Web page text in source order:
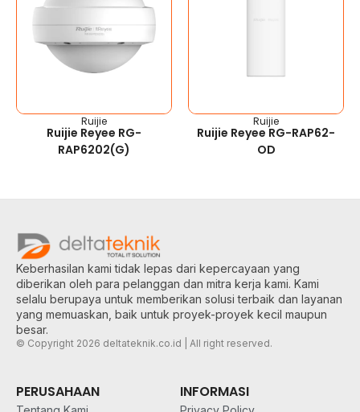
Ruijie
Ruijie Reyee RG-
RAP6202(G)
Ruijie
Ruijie Reyee RG-RAP62-
OD
Keberhasilan kami tidak lepas dari kepercayaan yang
diberikan oleh para pelanggan dan mitra kerja kami. Kami
selalu berupaya untuk memberikan solusi terbaik dan layanan
yang memuaskan, baik untuk proyek-proyek kecil maupun
besar.
© Copyright 2026 deltateknik.co.id | All right reserved.
PERUSAHAAN INFORMASI